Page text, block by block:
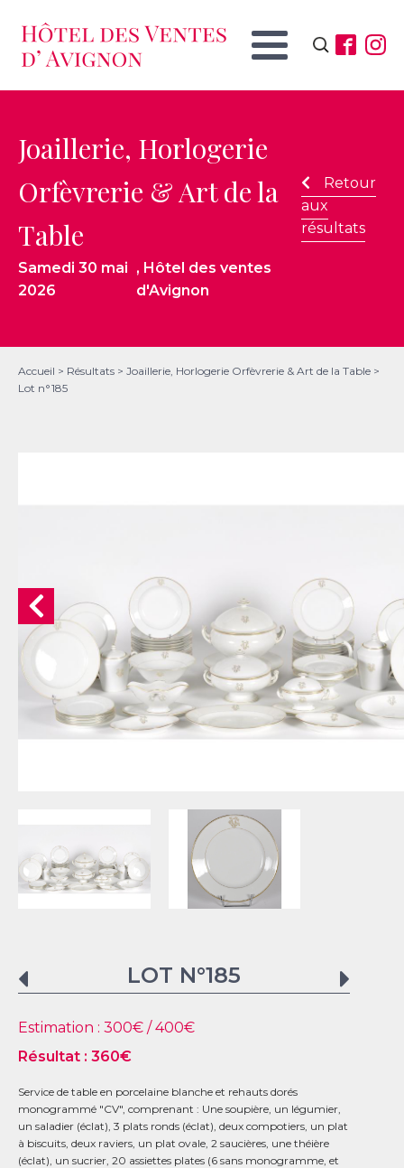
Rechercher :
Joaillerie, Horlogerie
Orfèvrerie & Art de la
Table
Samedi 30 mai
2026
, Hôtel des ventes
d'Avignon
Retour
aux
résultats
Accueil > Résultats > Joaillerie, Horlogerie Orfèvrerie & Art de la Table >
Lot n°185
LOT N°185
Estimation : 300€ /400€
Résultat : 360€
Service de table en porcelaine blanche et rehauts dorés
monogrammé "CV", comprenant : Une soupière, un légumier,
un saladier (éclat), 3 plats ronds (éclat), deux compotiers, un plat
à biscuits, deux raviers, un plat ovale, 2 saucières, une théière
(éclat), un sucrier, 20 assiettes plates (6 sans monogramme, et